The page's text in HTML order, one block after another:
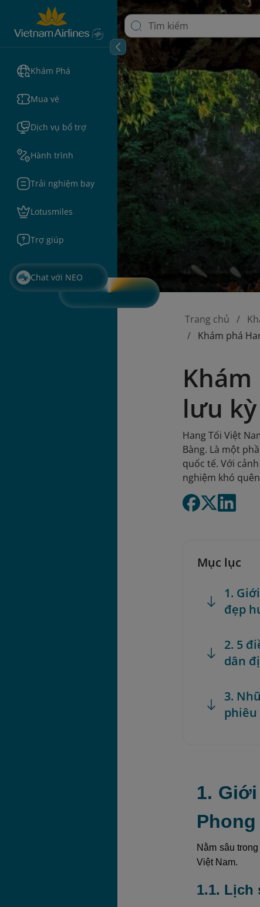
Khám Phá
Mua vé
Dịch vụ bổ trợ
Hành trình
Trải nghiệm bay
Lotusmiles
Trợ giúp
Chat với NEO
Trang chủ
Khám phá
lưu
Hang Tối Việt
Bàng. Là một
quốc tế. Với
nghiệm khó
Mục lục
1.
đẹp
2. 5
dân
3.
phiêu
1.
Phong
Nằm sâu
Việt Nam.
1.1. Lịch